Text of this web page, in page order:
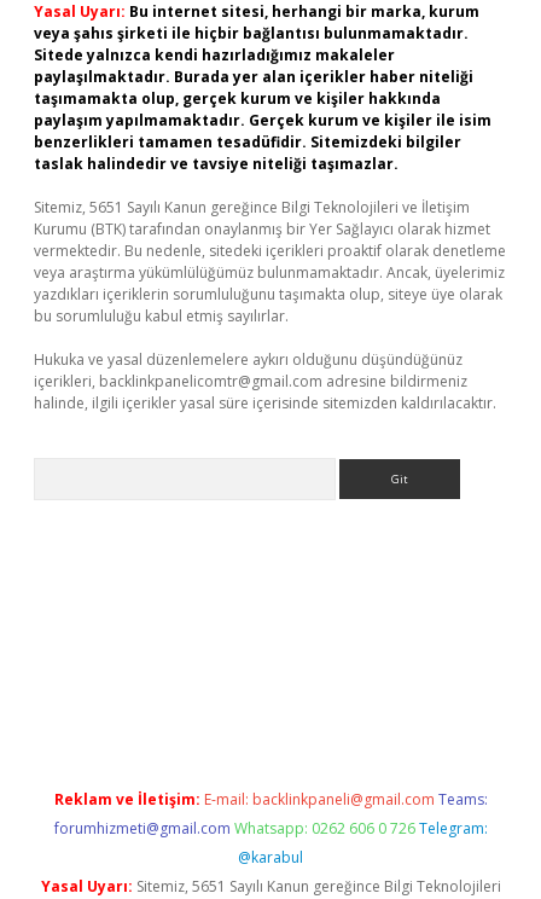
Yasal Uyarı: Bu internet sitesi, herhangi bir marka, kurum
veya şahıs şirketi ile hiçbir bağlantısı bulunmamaktadır.
Sitede yalnızca kendi hazırladığımız makaleler
paylaşılmaktadır. Burada yer alan içerikler haber niteliği
taşımamakta olup, gerçek kurum ve kişiler hakkında
paylaşım yapılmamaktadır. Gerçek kurum ve kişiler ile isim
benzerlikleri tamamen tesadüfidir. Sitemizdeki bilgiler
taslak halindedir ve tavsiye niteliği taşımazlar.
Sitemiz, 5651 Sayılı Kanun gereğince Bilgi Teknolojileri ve İletişim
Kurumu (BTK) tarafından onaylanmış bir Yer Sağlayıcı olarak hizmet
vermektedir. Bu nedenle, sitedeki içerikleri proaktif olarak denetleme
veya araştırma yükümlülüğümüz bulunmamaktadır. Ancak, üyelerimiz
yazdıkları içeriklerin sorumluluğunu taşımakta olup, siteye üye olarak
bu sorumluluğu kabul etmiş sayılırlar.
Hukuka ve yasal düzenlemelere aykırı olduğunu düşündüğünüz
içerikleri, backlinkpanelicomtr@gmail.com adresine bildirmeniz
halinde, ilgili içerikler yasal süre içerisinde sitemizden kaldırılacaktır.
Reklam ve İletişim: E-mail: backlinkpaneli@gmail.com Teams:
forumhizmeti@gmail.com Whatsapp: 0262 606 0 726 Telegram:
@karabul
Yasal Uyarı: Sitemiz, 5651 Sayılı Kanun gereğince Bilgi Teknolojileri